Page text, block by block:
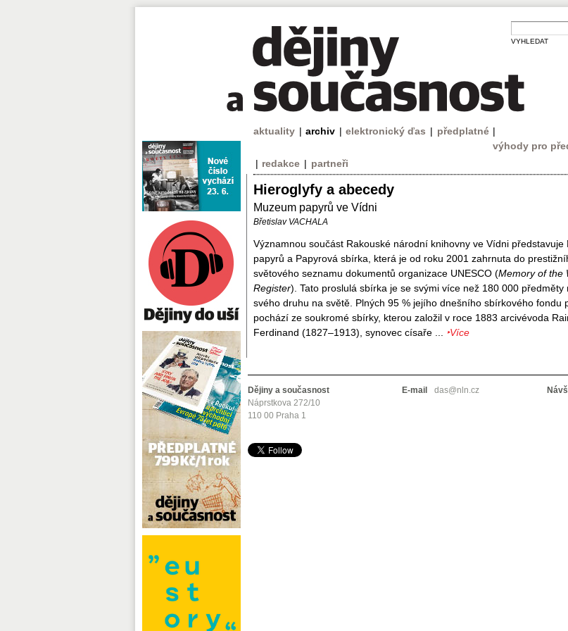
aktuality | archiv | elektronický ďas | předplatné |
výhody pro
| redakce | partneři
VYHLEDAT
Hieroglyfy a abecedy
Muzeum papyrů ve Vídni
Břetislav VACHALA
Významnou součást Rakouské národní knihovny ve Vídni představuje
papyrů a Papyrová sbírka, která je od roku 2001 zahrnuta do
světového seznamu dokumentů organizace UNESCO (Memory of the
Register). Tato proslulá sbírka je se svými více než 180 000 předměty
svého druhu na světě. Plných 95 % jejího dnešního sbírkového fondu
pochází ze soukromé sbírky, kterou založil v roce 1883 arcivévoda
Ferdinand (1827–1913), synovec císaře ...
‣Více
Dějiny a současnost
Náprstkova 272/10
110 00 Praha 1
E-mail das@nln.cz